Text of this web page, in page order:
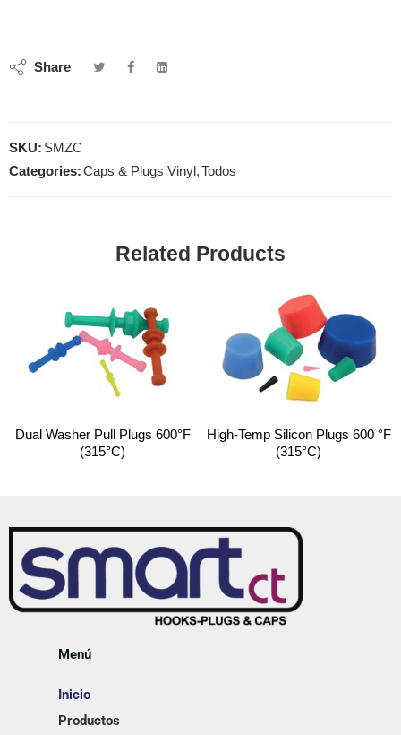
Share
SKU: SMZC
Categories:Caps & Plugs Vinyl ,Todos
Related Products
Dual Washer Pull Plugs 600°F
(315°C)
High-Temp Silicon Plugs 600 °F
(315°C)
Menú
Inicio
Productos